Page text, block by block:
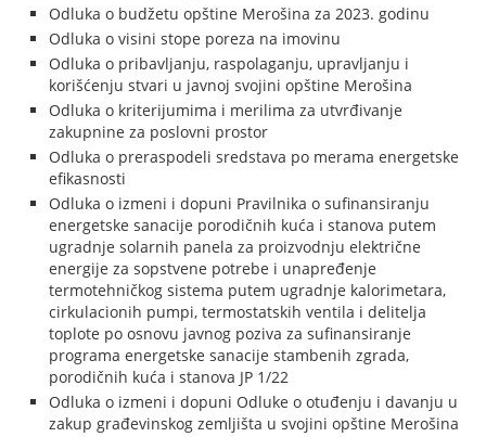
Odluka o budžetu opštine Merošina za 2023. godinu
Odluka o visini stope poreza na imovinu
Odluka o pribavljanju, raspolaganju, upravljanju i
korišćenju stvari u javnoj svojini opštine Merošina
Odluka o kriterijumima i merilima za utvrđivanje
zakupnine za poslovni prostor
Odluka o preraspodeli sredstava po merama energetske
efikasnosti
Odluka o izmeni i dopuni Pravilnika o sufinansiranju
energetske sanacije porodičnih kuća i stanova putem
ugradnje solarnih panela za proizvodnju električne
energije za sopstvene potrebe i unapređenje
termotehničkog sistema putem ugradnje kalorimetara,
cirkulacionih pumpi, termostatskih ventila i delitelja
toplote po osnovu javnog poziva za sufinansiranje
programa energetske sanacije stambenih zgrada,
porodičnih kuća i stanova JP 1/22
Odluka o izmeni i dopuni Odluke o otuđenju i davanju u
zakup građevinskog zemljišta u svojini opštine Merošina